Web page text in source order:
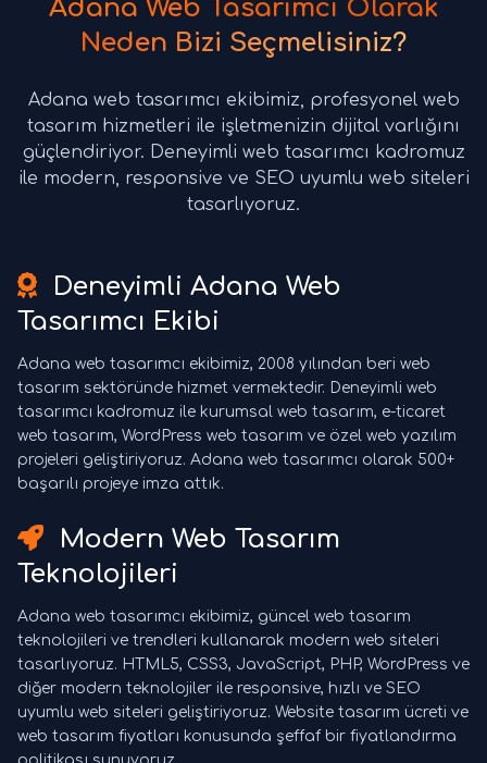
Adana Web Tasarımcı Olarak
Neden Bizi Seçmelisiniz?
Adana web tasarımcı ekibimiz, profesyonel web
tasarım hizmetleri ile işletmenizin dijital varlığını
güçlendiriyor. Deneyimli web tasarımcı kadromuz
ile modern, responsive ve SEO uyumlu web siteleri
tasarlıyoruz.
Deneyimli Adana Web
Tasarımcı Ekibi
Adana web tasarımcı ekibimiz, 2008 yılından beri web
tasarım sektöründe hizmet vermektedir. Deneyimli web
tasarımcı kadromuz ile kurumsal web tasarım, e-ticaret
web tasarım, WordPress web tasarım ve özel web yazılım
projeleri geliştiriyoruz. Adana web tasarımcı olarak 500+
başarılı projeye imza attık.
Modern Web Tasarım
Teknolojileri
Adana web tasarımcı ekibimiz, güncel web tasarım
teknolojileri ve trendleri kullanarak modern web siteleri
tasarlıyoruz. HTML5, CSS3, JavaScript, PHP, WordPress ve
diğer modern teknolojiler ile responsive, hızlı ve SEO
uyumlu web siteleri geliştiriyoruz. Website tasarım ücreti ve
web tasarım fiyatları konusunda şeffaf bir fiyatlandırma